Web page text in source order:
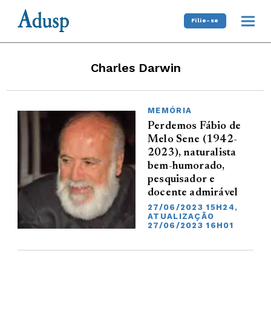
Filie-se
Charles Darwin
MEMÓRIA
Perdemos Fábio de
Melo Sene (1942-
2023), naturalista
bem-humorado,
pesquisador e
docente admirável
27/06/2023 15H24,
ATUALIZAÇÃO
27/06/2023 16H01